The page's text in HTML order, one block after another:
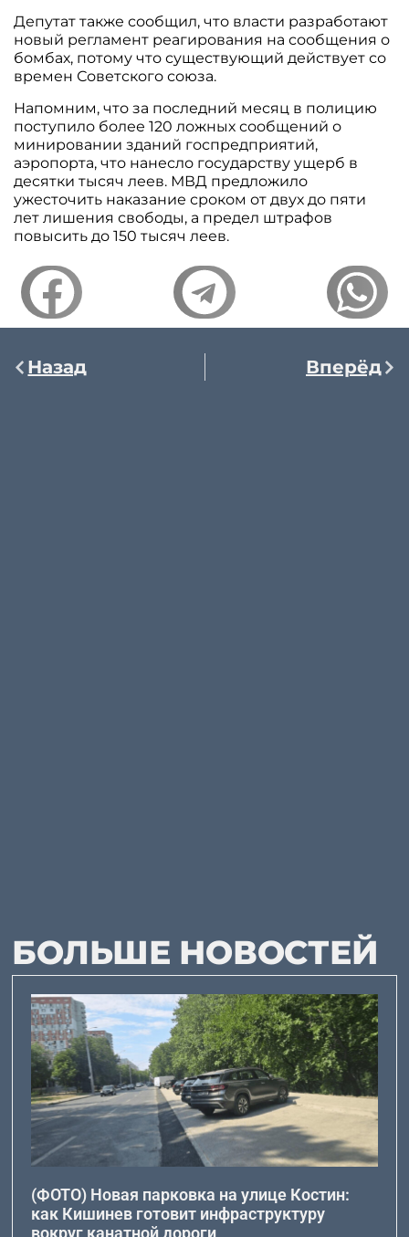
Депутат также сообщил, что власти разработают
новый регламент реагирования на сообщения о
бомбах, потому что существующий действует со
времен Советского союза.
Напомним, что за последний месяц в полицию
поступило более 120 ложных сообщений о
минировании зданий госпредприятий,
аэропорта, что нанесло государству ущерб в
десятки тысяч леев. МВД предложило
ужесточить наказание сроком от двух до пяти
лет лишения свободы, а предел штрафов
повысить до 150 тысяч леев.
Назад Вперёд
БОЛЬШЕ НОВОСТЕЙ
(ФОТО) Новая парковка на улице Костин:
как Кишинев готовит инфраструктуру